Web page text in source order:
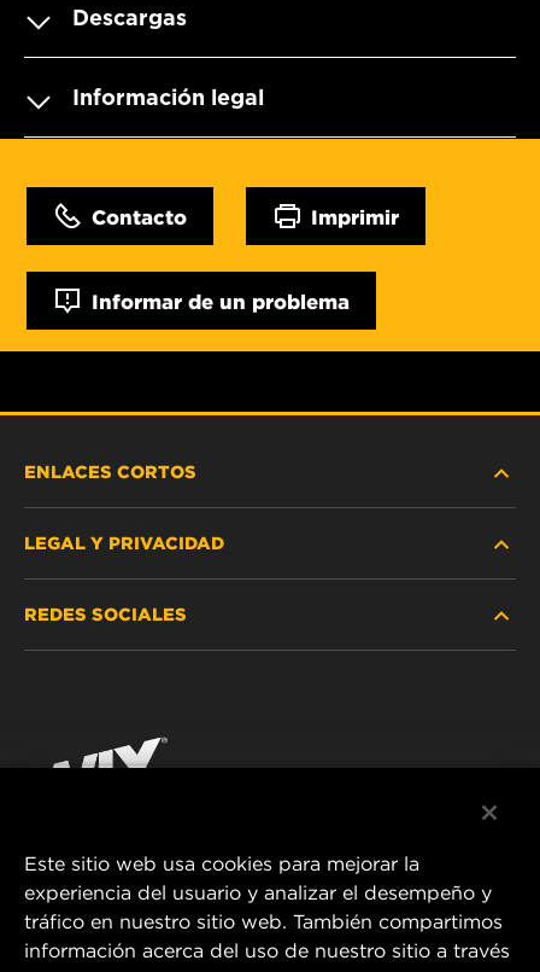
Descargas
Información legal
Contacto Imprimir
Informar de un problema
ENLACES CORTOS
DÓNDE COMPRAR
¡CONTÁCTENOS!
LEGAL Y PRIVACIDAD
IMPRESSUM
REDES SOCIALES
YouTube
MANN+HUMMEL FT Poland
ul. Wrocławska 145,
63-800 GOSTYŃ, POLAND
Este sitio web usa cookies para mejorar la
experiencia del usuario y analizar el desempeño y
tráfico en nuestro sitio web. También compartimos
información acerca del uso de nuestro sitio a través